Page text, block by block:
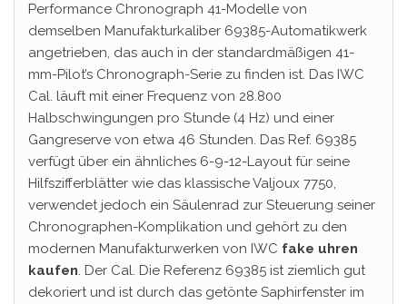
Performance Chronograph 41-Modelle von
demselben Manufakturkaliber 69385-Automatikwerk
angetrieben, das auch in der standardmäßigen 41-
mm-Pilot’s Chronograph-Serie zu finden ist. Das IWC
Cal. läuft mit einer Frequenz von 28.800
Halbschwingungen pro Stunde (4 Hz) und einer
Gangreserve von etwa 46 Stunden. Das Ref. 69385
verfügt über ein ähnliches 6-9-12-Layout für seine
Hilfszifferblätter wie das klassische Valjoux 7750,
verwendet jedoch ein Säulenrad zur Steuerung seiner
Chronographen-Komplikation und gehört zu den
modernen Manufakturwerken von IWC fake uhren
kaufen . Der Cal. Die Referenz 69385 ist ziemlich gut
dekoriert und ist durch das getönte Saphirfenster im